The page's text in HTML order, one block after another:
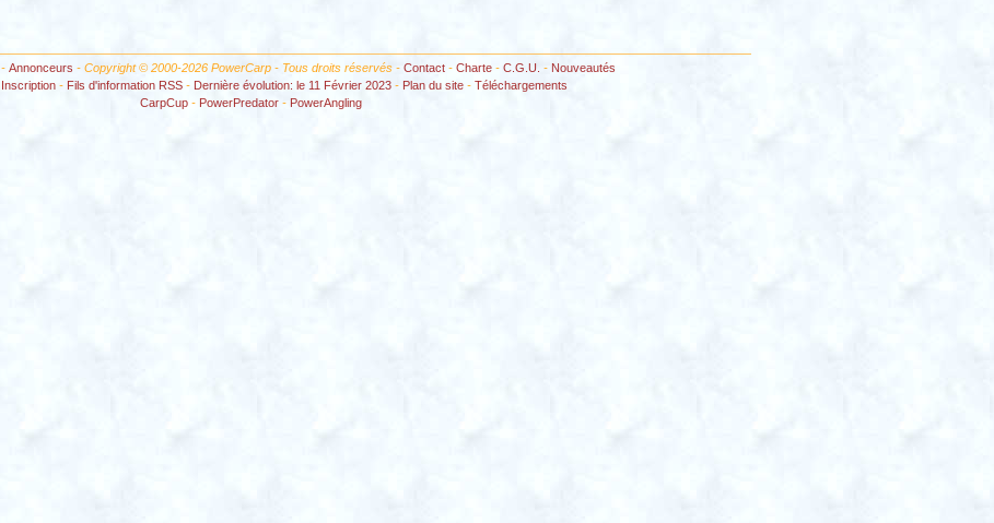
- Annonceurs - Copyright © 2000-2026 PowerCarp - Tous droits réservés - Contact- Charte- C.G.U. - Nouveautés
Inscription - Fils d'information RSS - Dernière évolution: le 11 Février 2023 - Plan du site - Téléchargements
CarpCup- PowerPredator- PowerAngling